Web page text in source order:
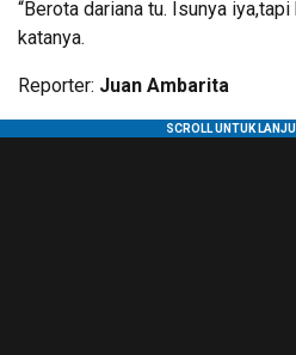
“Berota dariana tu. Isunya
katanya.
Reporter: Juan Ambarita